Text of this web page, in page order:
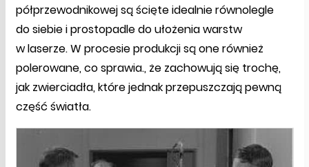
półprzewodnikowej są ścięte idealnie równolegle
do siebie i prostopadle do ułożenia warstw
w laserze. W procesie produkcji są one również
polerowane, co sprawia., że zachowują się trochę,
jak zwierciadła, które jednak przepuszczają pewną
część światła.